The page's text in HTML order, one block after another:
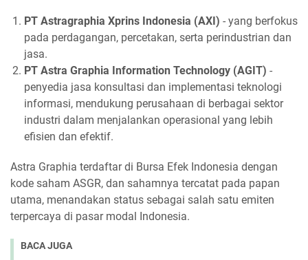
PT Astragraphia Xprins Indonesia (AXI) - yang berfokus
pada perdagangan, percetakan, serta perindustrian dan
jasa.
PT Astra Graphia Information Technology (AGIT) -
penyedia jasa konsultasi dan implementasi teknologi
informasi, mendukung perusahaan di berbagai sektor
industri dalam menjalankan operasional yang lebih
efisien dan efektif.
Astra Graphia terdaftar di Bursa Efek Indonesia dengan
kode saham ASGR, dan sahamnya tercatat pada papan
utama, menandakan status sebagai salah satu emiten
terpercaya di pasar modal Indonesia.
BACA JUGA